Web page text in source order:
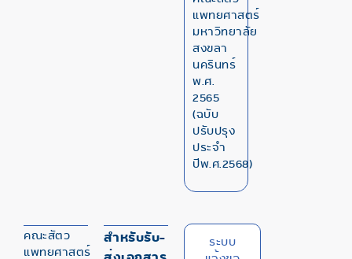
แพทยศาสตร์
มหาวิทยาลัย
สงขลา
นครินทร์
พ.ศ.
2565
(ฉบับ
ปรับปรุง
ประจำ
ปีพ.ศ.2568)
คณะสัตว
แพทยศาสตร์
สำหรับรับ-
ระบบ